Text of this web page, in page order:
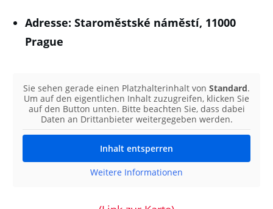
Adresse: Staroměstské náměstí, 11000
Prague
Sie sehen gerade einen Platzhalterinhalt von Standard.
Um auf den eigentlichen Inhalt zuzugreifen, klicken Sie
auf den Button unten. Bitte beachten Sie, dass dabei
Daten an Drittanbieter weitergegeben werden.
Inhalt entsperren
Weitere Informationen